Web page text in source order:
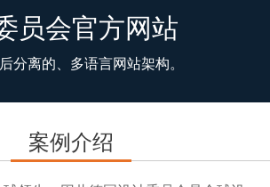
员会官方网站
分离的、多语言网站架构。
案例介绍